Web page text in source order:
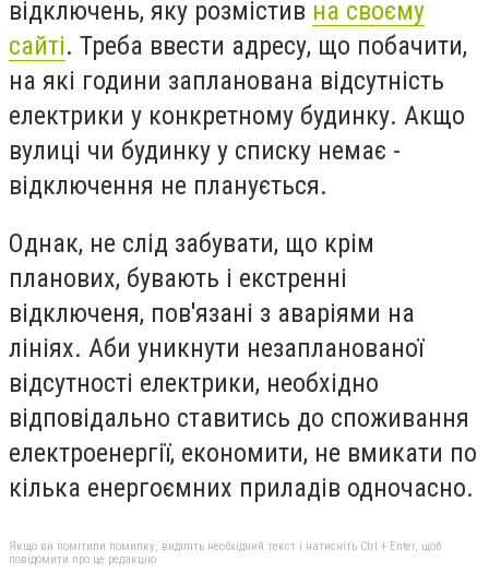
відключень, яку розмістив на своєму
сайті. Треба ввести адресу, що побачити,
на які години запланована відсутність
електрики у конкретному будинку. Акщо
вулиці чи будинку у списку немає -
відключення не планується.
Однак, не слід забувати, що крім
планових, бувають і екстренні
відключеня, пов'язані з аваріями на
лініях. Аби уникнути незапланованої
відсутності електрики, необхідно
відповідально ставитись до споживання
електроенергії, економити, не вмикати по
кілька енергоємних приладів одночасно.
Якщо ви помітили помилку, виділіть необхідний текст і натисніть Ctrl + Enter, щоб
повідомити про це редакцію